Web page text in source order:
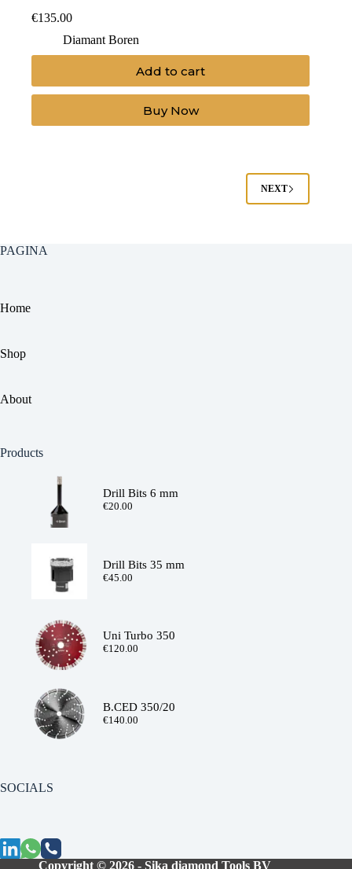
€135.00
Diamant Boren
Add to cart
Buy Now
NEXT
PAGINA
Home
Shop
About
Products
Drill Bits 6 mm
€20.00
Drill Bits 35 mm
€45.00
Uni Turbo 350
€120.00
B.CED 350/20
€140.00
SOCIALS
Copyright © 2026 - Sika diamond Tools BV